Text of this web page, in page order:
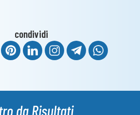
condividi
da Risultati